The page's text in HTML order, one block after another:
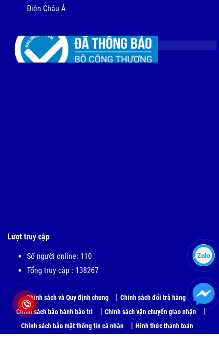
Điện Châu Á
Lượt truy cập
Số người online: 110
Tổng truy cập : 138267
Chính sách và Quy định chung
Chính sách đổi trả hàng
Chính sách bảo hành bảo trì
Chính sách vận chuyển giao nhận
Chính sách bảo mật thông tin cá nhân
Hình thức thanh toán